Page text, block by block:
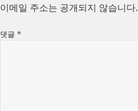
이메일 주소는 공개되지 않습니다.
댓글*